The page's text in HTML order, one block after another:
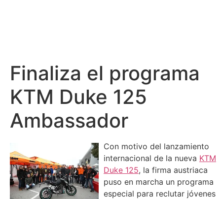
Finaliza el programa
KTM Duke 125
Ambassador
Con motivo del lanzamiento
internacional de la nueva KTM
Duke 125, la firma austriaca
puso en marcha un programa
especial para reclutar jóvenes